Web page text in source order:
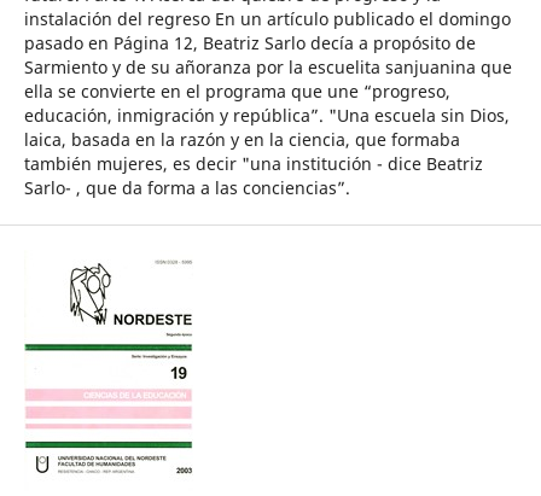
instalación del regreso En un artículo publicado el domingo
pasado en Página 12, Beatriz Sarlo decía a propósito de
Sarmiento y de su añoranza por la escuelita sanjuanina que
ella se convierte en el programa que une “progreso,
educación, inmigración y república”. "Una escuela sin Dios,
laica, basada en la razón y en la ciencia, que formaba
también mujeres, es decir "una institución - dice Beatriz
Sarlo- , que da forma a las conciencias”.